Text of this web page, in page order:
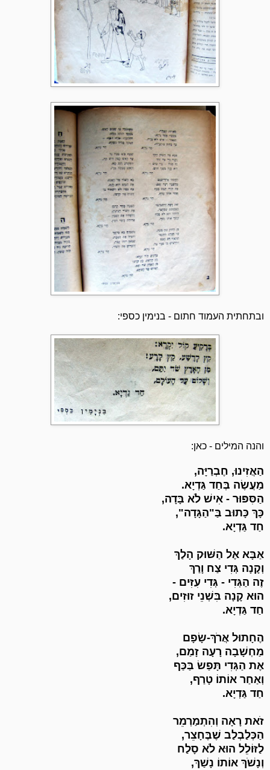
ובתחתית העמוד חתום - בנימין כספי:
והנה המילים - כאן:
הַאֲזִינוּ, חֶבְרַיָּה,
מַעֲשֶׂה בְּחַד גַּדְיָא.
הַסִּפּוּר - אִישׁ לֹא בָּדָה,
כָּךְ כָּתוּב בַּ"הַגָּדָה",
חַד גַּדְיָא.
אַבָּא אֶל הַשּׁוּק הָלַךְ
וְקָנָה גְּדִי צַח וָרַךְ
זֶה הַגְּדִי - גְּדִי עִזִּים -
הוּא קָנָה בִּשְׁנֵי זוּזִים,
חַד גַּדְיָא.
הֶחָתוּל אֲרֹךְ-שָׂפָם
מַחְשָׁבָה רָעָה זָמַם,
אֶת הַגְּדִי תָּפַשׂ בַּכַּף
וְאַחַר אוֹתוֹ טָרַף,
חַד גַּדְיָא.
זֹאת רָאָה וְהִתְמַרְמֵר
הַכְּלַבְלַב שֶׁבֶּחָצֵר,
לַזּוֹלֵל הוּא לֹא סָלַח
וְנָשֹׁךְ אוֹתוֹ נָשַׁךְ,